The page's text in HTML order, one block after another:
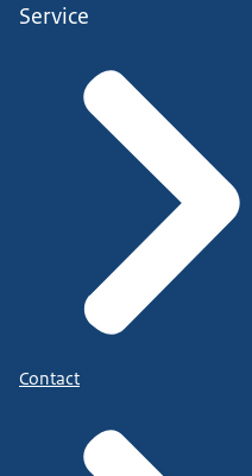
Service
Contact